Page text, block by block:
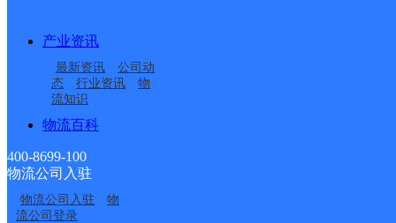
产业资讯
最新资讯
公司动
态
行业资讯
物
流知识
物流百科
400-8699-100
物流公司入驻
物流公司入驻
物
流公司登录
民寄存分部
福建晋江安海镇公司庄
头分部
福建晋江市钻石仓玖韵
云集许许KH分部
福建晋江市台江服务部
福建晋江市公司青阳泉
安路便民服务站分部
福建晋江市钻石仓玖韵
云集益友KH分部
福建晋江市公司陈埭江